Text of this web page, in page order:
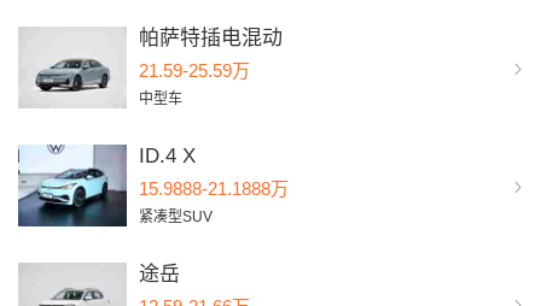
帕萨特插电混动
21.59-25.59万
中型车
ID.4 X
15.9888-21.1888万
紧凑型SUV
途岳